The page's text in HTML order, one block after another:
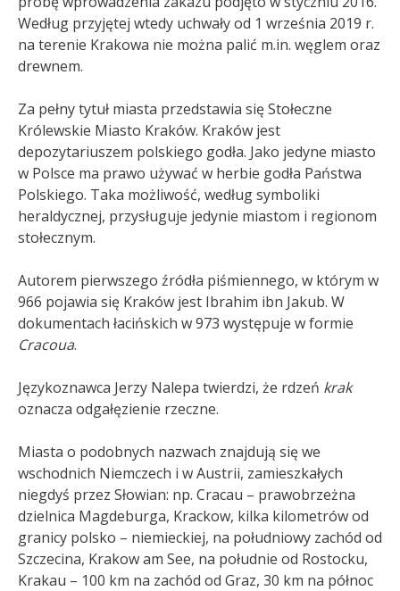
Według przyjętej wtedy uchwały od 1 września 2019 r.
na terenie Krakowa nie można palić m.in. węglem oraz
drewnem.
Za pełny tytuł miasta przedstawia się Stołeczne
Królewskie Miasto Kraków. Kraków jest
depozytariuszem polskiego godła. Jako jedyne miasto
w Polsce ma prawo używać w herbie godła Państwa
Polskiego. Taka możliwość, według symboliki
heraldycznej, przysługuje jedynie miastom i regionom
stołecznym.
Autorem pierwszego źródła piśmiennego, w którym w
966 pojawia się Kraków jest Ibrahim ibn Jakub. W
dokumentach łacińskich w 973 występuje w formie
Cracoua.
Językoznawca Jerzy Nalepa twierdzi, że rdzeń krak
oznacza odgałęzienie rzeczne.
Miasta o podobnych nazwach znajdują się we
wschodnich Niemczech i w Austrii, zamieszkałych
niegdyś przez Słowian: np. Cracau – prawobrzeżna
dzielnica Magdeburga, Krackow, kilka kilometrów od
granicy polsko – niemieckiej, na południowy zachód od
Szczecina, Krakow am See, na południe od Rostocku,
Krakau – 100 km na zachód od Graz, 30 km na północ